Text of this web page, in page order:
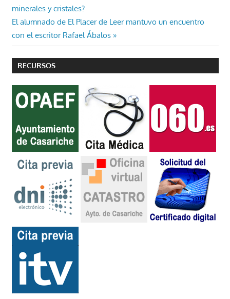
de
entradas
anterior:
minerales y cristales?
Entrada
siguiente:
El alumnado de El Placer de Leer mantuvo un encuentro
con el escritor Rafael Ábalos
RECURSOS